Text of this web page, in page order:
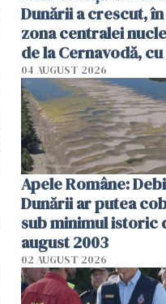
Dunării a crescut, în
zona centralei
de la Cernavodă, cu
cm faţă de ziua
04 AUGUST 2026
Apele Române:
Dunării ar putea
sub minimul istoric
august 2003
02 AUGUST 2026